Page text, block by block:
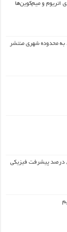
محدوده شهری منتشر
طراحی شهری محدوده قلعه وکیل‌آباد ۸۵ درصد پیشرفت فیزیکی